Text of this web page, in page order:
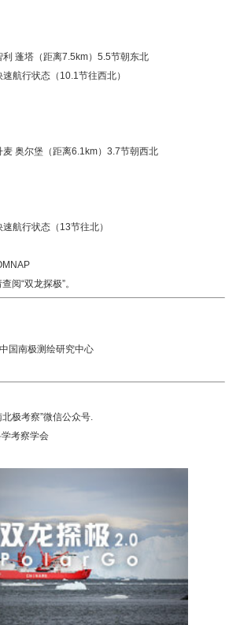
蓬塔（距离7.5km）5.5节朝东北
航行状态（10.1节往西北）
奥尔堡（距离6.1km）3.7节朝西北
航行状态（13节往北）
阅“双龙探极”。
国南极测绘研究中心
极考察”微信公众号.
考察学会